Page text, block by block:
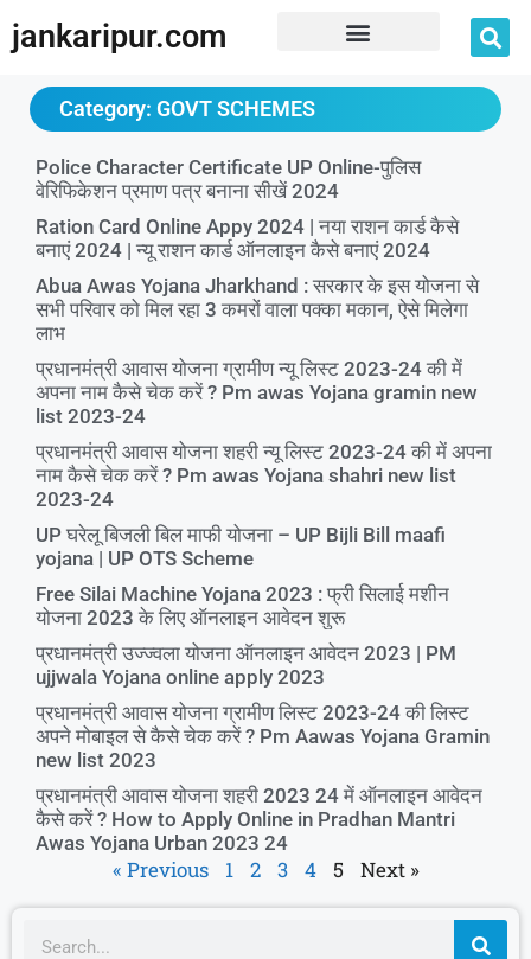
jankaripur.com
Category: GOVT SCHEMES
Police Character Certificate UP Online-पुलिस
वेरिफिकेशन प्रमाण पत्र बनाना सीखें 2024
Ration Card Online Appy 2024 | नया राशन कार्ड कैसे
बनाएं 2024 | न्यू राशन कार्ड ऑनलाइन कैसे बनाएं 2024
Abua Awas Yojana Jharkhand : सरकार के इस योजना से
सभी परिवार को मिल रहा 3 कमरों वाला पक्का मकान, ऐसे मिलेगा
लाभ
प्रधानमंत्री आवास योजना ग्रामीण न्यू लिस्ट 2023-24 की में
अपना नाम कैसे चेक करें ? Pm awas Yojana gramin new
list 2023-24
प्रधानमंत्री आवास योजना शहरी न्यू लिस्ट 2023-24 की में अपना
नाम कैसे चेक करें ? Pm awas Yojana shahri new list
2023-24
UP घरेलू बिजली बिल माफी योजना – UP Bijli Bill maafi
yojana | UP OTS Scheme
Free Silai Machine Yojana 2023 : फ्री सिलाई मशीन
योजना 2023 के लिए ऑनलाइन आवेदन शुरू
प्रधानमंत्री उज्ज्वला योजना ऑनलाइन आवेदन 2023 | PM
ujjwala Yojana online apply 2023
प्रधानमंत्री आवास योजना ग्रामीण लिस्ट 2023-24 की लिस्ट
अपने मोबाइल से कैसे चेक करें ? Pm Aawas Yojana Gramin
new list 2023
प्रधानमंत्री आवास योजना शहरी 2023 24 में ऑनलाइन आवेदन
कैसे करें ? How to Apply Online in Pradhan Mantri
Awas Yojana Urban 2023 24
« Previous 1 2 3 4 5 Next »